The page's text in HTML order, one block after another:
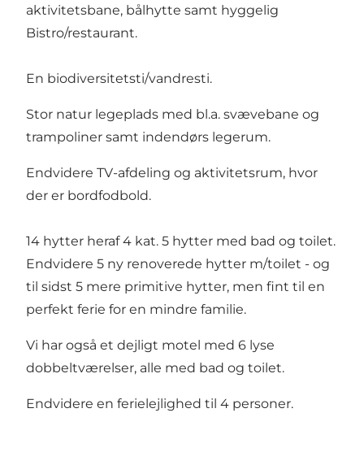
aktivitetsbane, bålhytte samt hyggelig
Bistro/restaurant.
En biodiversitetsti/vandresti.
Stor natur legeplads med bl.a. svævebane og
trampoliner samt indendørs legerum.
Endvidere TV-afdeling og aktivitetsrum, hvor
der er bordfodbold.
14 hytter heraf 4 kat. 5 hytter med bad og toilet.
Endvidere 5 ny renoverede hytter m/toilet - og
til sidst 5 mere primitive hytter, men fint til en
perfekt ferie for en mindre familie.
Vi har også et dejligt motel med 6 lyse
dobbeltværelser, alle med bad og toilet.
Endvidere en ferielejlighed til 4 personer.